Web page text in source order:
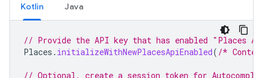
Kotlin Java
// Provide the API key that has enabled "Places
Places . initializeWithNewPlacesApiEnabled( /*
// Optional, create a session token for